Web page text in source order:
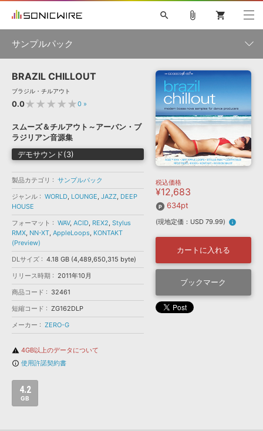
ソフト音源 »
プラグイン・エフェクト »
サンプルパック »
ソフトウェア／ツール »
DAW »
効果音 »
BGM »
キャンペーン »
特集 »
ニュースレター »
SONICWIREブログ »
製品サポート情報 »
DTMガイド »
FAQ »
お問い合わせ »
音楽カード
楽曲配信流通 サービス
無償のサウンド管理ソフト
APS
SLS
search
初音ミク NT 鏡音リン・レン V4X 巡音ルカ V4X
MEIKO V3
KAITO V3
TOONTRACK
SPITFIRE AUDIO
VIENNA
EZ DRUMMER 3
ライセンスフリーBGM
サンプルパックを試そう
ボーカル抜き出し
DUBSTEP
ELECTRONICA
MUTANT
ROUTER.FM
ソフト音源 プラグイン・エフェクト
効果音
attach_file shopping_cart
サンプルパック
製品一覧
ジャンル
フォーマット
ランキング
BRAZIL CHILLOUT
ブラジル・チルアウト
0.0★★★★★0 »
スムーズ＆チルアウト～アーバン・ブ
ラジリアン音源集
デモサウンド(3)
製品カテゴリ
サンプルパック
ジャンル
WORLD, LOUNGE, JAZZ, DEEP
HOUSE
フォーマット
WAV, ACID, REX2, Stylus
RMX, NN-XT, AppleLoops, KONTAKT
(Preview)
DLサイズ
4.18 GB (4,489,650,315 byte)
リリース時期
2011年10月
商品コード
32461
短縮コード
ZG162DLP
メーカー
ZERO-G
warning 4GB以上のデータについて
info_outline 使用許諾契約書
4.2
GB
税込価格
¥12,683
634pt
(現地定価：USD 79.99) info
カートに入れる
ブックマーク